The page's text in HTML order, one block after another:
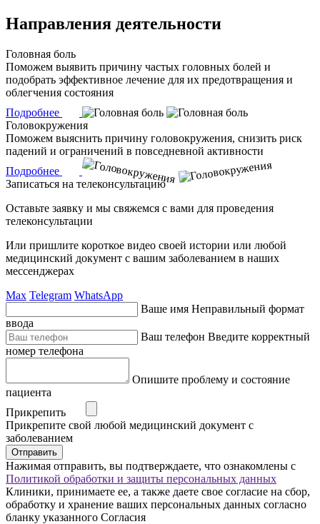
Направления деятельности
Головная боль
Поможем выявить причину частых головных болей и
подобрать эффективное лечение для их предотвращения и
облегчения состояния
Подробнее
Головокружения
Поможем выяснить причину головокружения, снизить риск
падений и ограничений в повседневной активности
Подробнее
Записаться на телеконсультацию
Оставьте заявку и мы свяжемся с вами для проведения
телеконсультации
Или пришлите короткое видео своей истории или любой
медицинский документ с вашим заболеванием в наших
мессенджерах
Max Telegram WhatsApp
Ваше имя Неправильный формат
ввода
Ваш телефон Введите корректный
номер телефона
Опишите проблему и состояние
пациента
Прикрепить
Прикрепите свой любой медицинский документ с
заболеванием
Отправить
Нажимая отправить, вы подтверждаете, что ознакомлены с
Политикой обработки и защиты персональных данных
Клиники, принимаете ее, а также даете свое согласие на сбор,
обработку и хранение ваших персональных данных согласно
бланку указанного Согласия